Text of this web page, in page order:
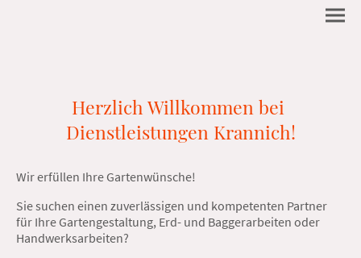
Herzlich Willkommen bei
Dienstleistungen Krannich!
Wir erfüllen Ihre Gartenwünsche!
Sie suchen einen zuverlässigen und kompetenten Partner
für Ihre Gartengestaltung, Erd- und Baggerarbeiten oder
Handwerksarbeiten?